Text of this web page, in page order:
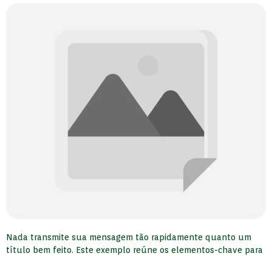
Nada transmite sua mensagem tão rapidamente quanto um
título bem feito. Este exemplo reúne os elementos-chave para